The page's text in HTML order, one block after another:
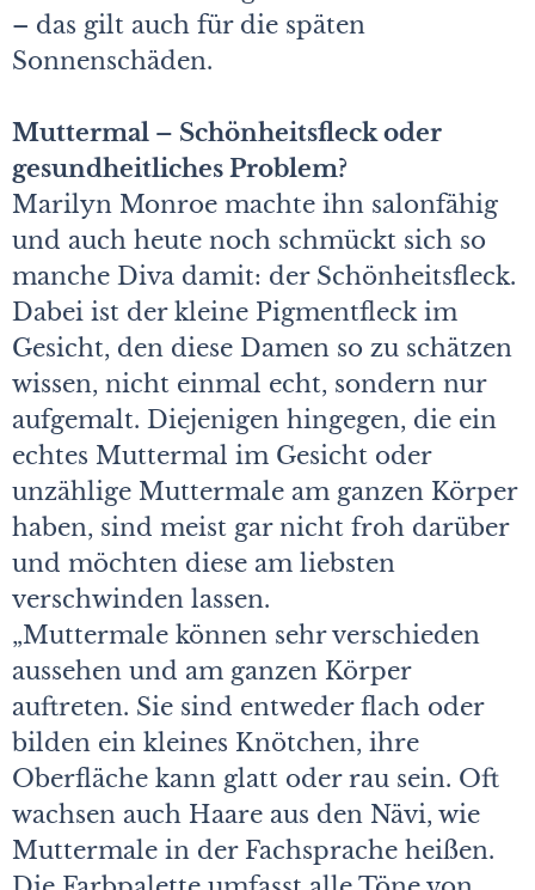
– das gilt auch für die späten
Sonnenschäden.
Muttermal – Schönheitsfleck oder
gesundheitliches Problem?
Marilyn Monroe machte ihn salonfähig
und auch heute noch schmückt sich so
manche Diva damit: der Schönheitsfleck.
Dabei ist der kleine Pigmentfleck im
Gesicht, den diese Damen so zu schätzen
wissen, nicht einmal echt, sondern nur
aufgemalt. Diejenigen hingegen, die ein
echtes Muttermal im Gesicht oder
unzählige Muttermale am ganzen Körper
haben, sind meist gar nicht froh darüber
und möchten diese am liebsten
verschwinden lassen.
„Muttermale können sehr verschieden
aussehen und am ganzen Körper
auftreten. Sie sind entweder flach oder
bilden ein kleines Knötchen, ihre
Oberfläche kann glatt oder rau sein. Oft
wachsen auch Haare aus den Nävi, wie
Muttermale in der Fachsprache heißen.